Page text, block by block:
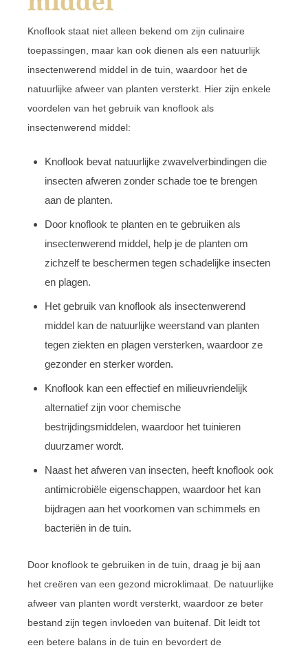
Knoflook staat niet alleen bekend om zijn culinaire
toepassingen, maar kan ook dienen als een natuurlijk
insectenwerend middel in de tuin, waardoor het de
natuurlijke afweer van planten versterkt. Hier zijn enkele
voordelen van het gebruik van knoflook als
insectenwerend middel:
Knoflook bevat natuurlijke zwavelverbindingen die
insecten afweren zonder schade toe te brengen
aan de planten.
Door knoflook te planten en te gebruiken als
insectenwerend middel, help je de planten om
zichzelf te beschermen tegen schadelijke insecten
en plagen.
Het gebruik van knoflook als insectenwerend
middel kan de natuurlijke weerstand van planten
tegen ziekten en plagen versterken, waardoor ze
gezonder en sterker worden.
Knoflook kan een effectief en milieuvriendelijk
alternatief zijn voor chemische
bestrijdingsmiddelen, waardoor het tuinieren
duurzamer wordt.
Naast het afweren van insecten, heeft knoflook ook
antimicrobiële eigenschappen, waardoor het kan
bijdragen aan het voorkomen van schimmels en
bacteriën in de tuin.
Door knoflook te gebruiken in de tuin, draag je bij aan
het creëren van een gezond microklimaat. De natuurlijke
afweer van planten wordt versterkt, waardoor ze beter
bestand zijn tegen invloeden van buitenaf. Dit leidt tot
een betere balans in de tuin en bevordert de